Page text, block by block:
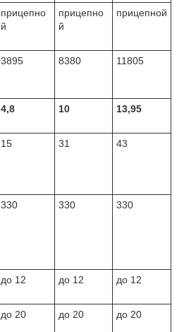
прицепно
й
прицепно
й
прицепной
3895 8380 11805
4,8 10 13,95
15 31 43
330 330 330
до 12 до 12 до 12
до 20 до 20 до 20